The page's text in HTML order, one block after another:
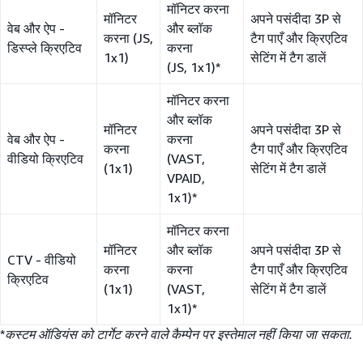
वेब और ऐप -
डिस्प्ले क्रिएटिव
मॉनिटर
करना (JS,
1x1)
मॉनिटर करना
और ब्लॉक
करना
(JS, 1x1)*
अपने पसंदीदा 3P से
टैग पाएँ और क्रिएटिव
सेटिंग में टैग डालें
वेब और ऐप -
वीडियो क्रिएटिव
मॉनिटर
करना
(1x1)
मॉनिटर करना
और ब्लॉक
करना
(VAST,
VPAID,
1x1)*
अपने पसंदीदा 3P से
टैग पाएँ और क्रिएटिव
सेटिंग में टैग डालें
CTV - वीडियो
क्रिएटिव
मॉनिटर
करना
(1x1)
मॉनिटर करना
और ब्लॉक
करना
(VAST,
1x1)*
अपने पसंदीदा 3P से
टैग पाएँ और क्रिएटिव
सेटिंग में टैग डालें
*कस्टम ऑडियंस को टार्गेट करने वाले कैम्पेन पर इस्तेमाल नहीं किया जा सकता.